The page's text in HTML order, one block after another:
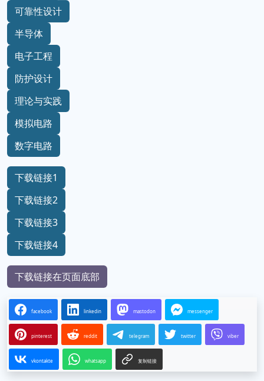
可靠性设计
半导体
电子工程
防护设计
理论与实践
模拟电路
数字电路
下载链接1
下载链接2
下载链接3
下载链接4
下载链接在页面底部
facebook linkedin mastodon messenger
pinterest reddit telegram twitter viber
vkontakte whatsapp 复制链接